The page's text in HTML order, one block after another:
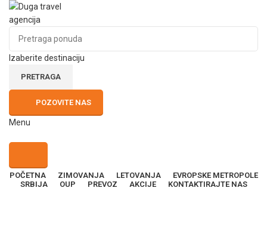
Izaberite destinaciju
PRETRAGA
POZOVITE NAS
Menu
POČETNA ZIMOVANJA LETOVANJA
EVROPSKE METROPOLE
SRBIJA
OUP PREVOZ AKCIJE KONTAKTIRAJTE NAS